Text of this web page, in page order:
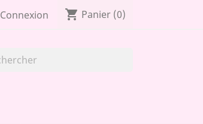
Connexion shopping_cart Panier (0)